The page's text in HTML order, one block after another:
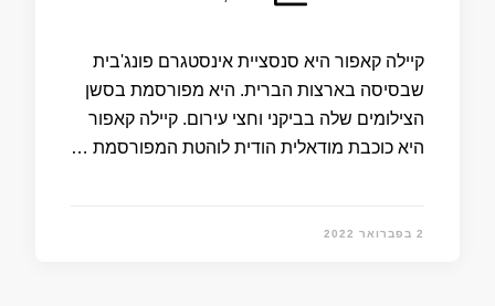
קיילה קאפור היא סנסציית אינסטגרם פונג'בית
שבסיסה בארצות הברית. היא מפורסמת בסשן
הצילומים שלה בביקני וחצי עירום. קיילה קאפור
היא כוכבת מודאלית הודית לוהטת המפורסמת …
2 בפברואר 2022